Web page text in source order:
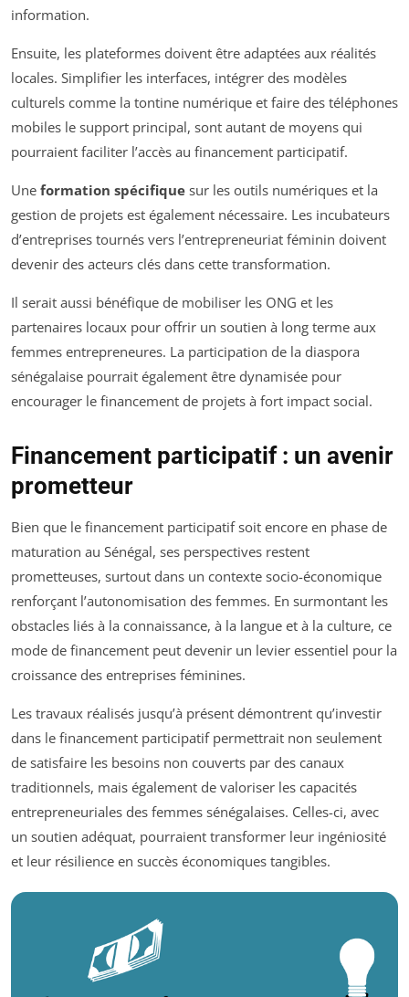
information.
Ensuite, les plateformes doivent être adaptées aux réalités
locales. Simplifier les interfaces, intégrer des modèles
culturels comme la tontine numérique et faire des téléphones
mobiles le support principal, sont autant de moyens qui
pourraient faciliter l’accès au financement participatif.
Une formation spécifique sur les outils numériques et la
gestion de projets est également nécessaire. Les incubateurs
d’entreprises tournés vers l’entrepreneuriat féminin doivent
devenir des acteurs clés dans cette transformation.
Il serait aussi bénéfique de mobiliser les ONG et les
partenaires locaux pour offrir un soutien à long terme aux
femmes entrepreneures. La participation de la diaspora
sénégalaise pourrait également être dynamisée pour
encourager le financement de projets à fort impact social.
Financement participatif : un avenir
prometteur
Bien que le financement participatif soit encore en phase de
maturation au Sénégal, ses perspectives restent
prometteuses, surtout dans un contexte socio-économique
renforçant l’autonomisation des femmes. En surmontant les
obstacles liés à la connaissance, à la langue et à la culture, ce
mode de financement peut devenir un levier essentiel pour la
croissance des entreprises féminines.
Les travaux réalisés jusqu’à présent démontrent qu’investir
dans le financement participatif permettrait non seulement
de satisfaire les besoins non couverts par des canaux
traditionnels, mais également de valoriser les capacités
entrepreneuriales des femmes sénégalaises. Celles-ci, avec
un soutien adéquat, pourraient transformer leur ingéniosité
et leur résilience en succès économiques tangibles.